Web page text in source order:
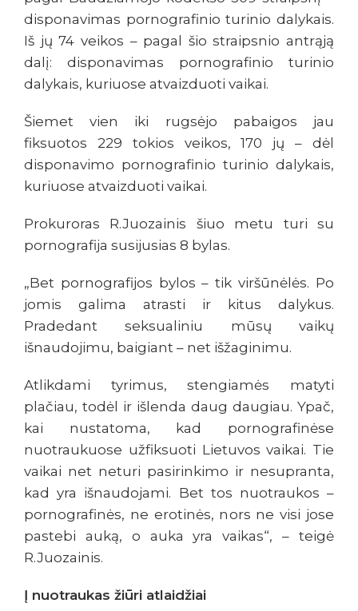
disponavimas pornografinio turinio dalykais.
Iš jų 74 veikos – pagal šio straipsnio antrąją
dalį: disponavimas pornografinio turinio
dalykais, kuriuose atvaizduoti vaikai.
Šiemet vien iki rugsėjo pabaigos jau
fiksuotos 229 tokios veikos, 170 jų – dėl
disponavimo pornografinio turinio dalykais,
kuriuose atvaizduoti vaikai.
Prokuroras R.Juozainis šiuo metu turi su
pornografija susijusias 8 bylas.
„Bet pornografijos bylos – tik viršūnėlės. Po
jomis galima atrasti ir kitus dalykus.
Pradedant seksualiniu mūsų vaikų
išnaudojimu, baigiant – net išžaginimu.
Atlikdami tyrimus, stengiamės matyti
plačiau, todėl ir išlenda daug daugiau. Ypač,
kai nustatoma, kad pornografinėse
nuotraukuose užfiksuoti Lietuvos vaikai. Tie
vaikai net neturi pasirinkimo ir nesupranta,
kad yra išnaudojami. Bet tos nuotraukos –
pornografinės, ne erotinės, nors ne visi jose
pastebi auką, o auka yra vaikas“, – teigė
R.Juozainis.
Į nuotraukas žiūri atlaidžiai